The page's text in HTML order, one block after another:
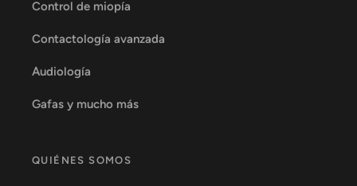
Control de miopía
Contactología avanzada
Audiología
Gafas y mucho más
QUIÉNES SOMOS